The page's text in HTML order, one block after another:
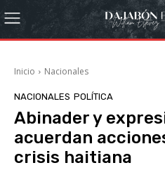
Inicio Nacionales
NACIONALES POLÍTICA
Abinader y
acuerdan
crisis haitiana